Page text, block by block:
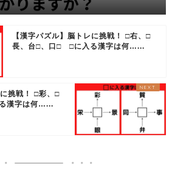
【漢字パズル】脳トレに挑戦！ □右、□
長、台□、口□ □に入る漢字は何…...
挑戦！ □彩、□
漢字は何…...